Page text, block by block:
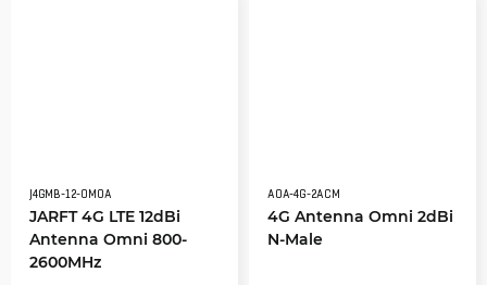
J4GMB-12-OMOA
JARFT 4G LTE 12dBi
Antenna Omni 800-
2600MHz
AOA-4G-2ACM
4G Antenna Omni 2dBi
N-Male